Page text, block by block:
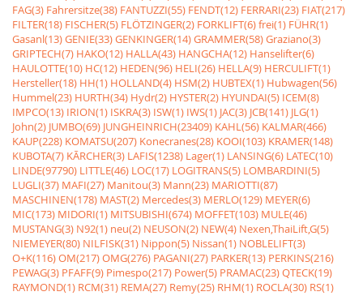
FAG(3) Fahrersitze(38) FANTUZZI(55) FENDT(12) FERRARI(23) FIAT(217)
FILTER(18) FISCHER(5) FLÖTZINGER(2) FORKLIFT(6)frei(1) FÜHR(1)
Gasanl(13)GENIE(33)GENKINGER(14)GRAMMER(58)Graziano(3)
GRIPTECH(7) HAKO(12) HALLA(43) HANGCHA(12) Hanselifter(6)
HAULOTTE(10) HC(12) HEDEN(96) HELI(26) HELLA(9) HERCULIFT(1)
Hersteller(18) HH(1) HOLLAND(4) HSM(2) HUBTEX(1) Hubwagen(56)
Hummel(23) HURTH(34) Hydr(2) HYSTER(2) HYUNDAI(5) ICEM(8)
IMPCO(13) IRION(1) ISKRA(3) ISW(1) IWS(1) JAC(3) JCB(141) JLG(1)
John(2) JUMBO(69) JUNGHEINRICH(23409) KAHL(56) KALMAR(466)
KAUP(228) KOMATSU(207) Konecranes(28) KOOI(103) KRAMER(148)
KUBOTA(7) KÃRCHER(3) LAFIS(1238) Lager(1) LANSING(6) LATEC(10)
LINDE(97790) LITTLE(46) LOC(17) LOGITRANS(5) LOMBARDINI(5)
LUGLI(37) MAFI(27) Manitou(3) Mann(23) MARIOTTI(87)
MASCHINEN(178) MAST(2) Mercedes(3) MERLO(129) MEYER(6)
MIC(173) MIDORI(1) MITSUBISHI(674) MOFFET(103) MULE(46)
MUSTANG(3) N92(1) neu(2) NEUSON(2) NEW(4) Nexen,ThaiLift,G(5)
NIEMEYER(80) NILFISK(31) Nippon(5) Nissan(1) NOBLELIFT(3)
O+K(116)OM(217)OMG(276) PAGANI(27) PARKER(13) PERKINS(216)
PEWAG(3) PFAFF(9) Pimespo(217) Power(5) PRAMAC(23)QTECK(19)
RAYMOND(1) RCM(31) REMA(27) Remy(25) RHM(1) ROCLA(30) RS(1)